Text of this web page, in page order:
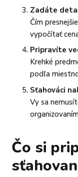
Zadáte
Čím
vypočítať
Pripravíte
Krehké
podľa
Sťahováci
Vy sa
Čo si